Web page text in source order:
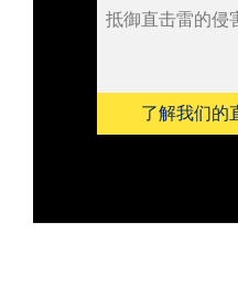
抵御直击雷的侵
了解我们的